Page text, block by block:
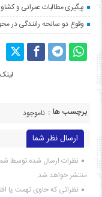
پیگیری مطالبات عمرانی و
وقوع دو سانحه رانندگی در محورهای
برچسب ها : ناموجود
ارسال نظر شما
نظرات ارسال شده توسط
منتشر خواهد شد.
نظراتی که حاوی تهمت یا